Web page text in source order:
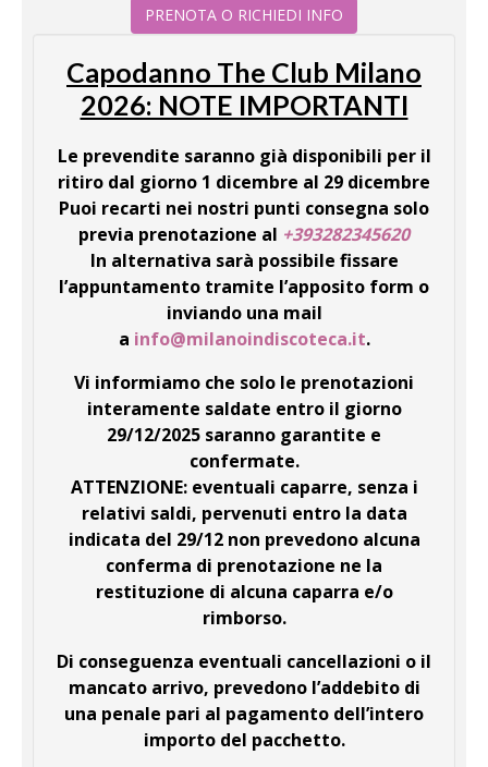
PRENOTA O RICHIEDI INFO
Capodanno The Club Milano
2026: NOTE IMPORTANTI
Le prevendite saranno già disponibili per il
ritiro dal giorno 1 dicembre al 29 dicembre
Puoi recarti nei nostri punti consegna solo
previa prenotazione al +393282345620
In alternativa sarà possibile fissare
l’appuntamento tramite l’apposito form o
inviando una mail
a info@milanoindiscoteca.it.
Vi informiamo che solo le prenotazioni
interamente saldate entro il giorno
29/12/2025 saranno garantite e
confermate.
ATTENZIONE: eventuali caparre, senza i
relativi saldi, pervenuti entro la data
indicata del 29/12 non prevedono alcuna
conferma di prenotazione ne la
restituzione di alcuna caparra e/o
rimborso.
Di conseguenza eventuali cancellazioni o il
mancato arrivo, prevedono l’addebito di
una penale pari al pagamento dell’intero
importo del pacchetto.